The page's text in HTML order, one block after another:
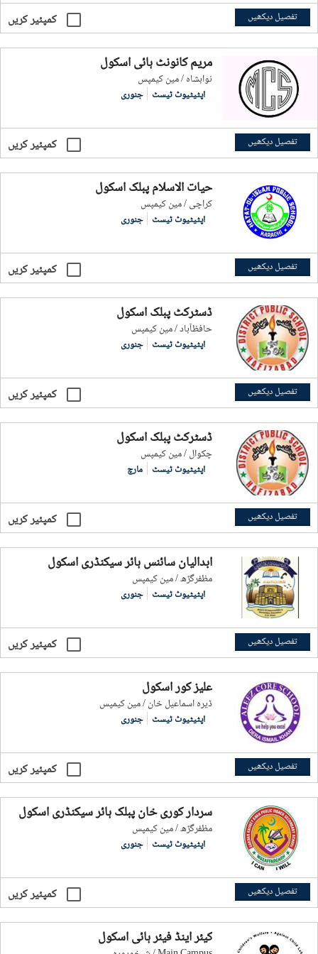
کمپئیر کریں تفصیل دیکھیں
مریم کانونٹ ہائی اسکول
نوابشاہ / مین کیمپس
اپٹیٹیوٹ ٹیسٹ جنوری
کمپئیر کریں تفصیل دیکھیں
حیات الاسلام پبلک اسکول
کراچی / مین کیمپس
اپٹیٹیوٹ ٹیسٹ جنوری
کمپئیر کریں تفصیل دیکھیں
ڈسٹرکٹ پبلک اسکول
حافظآباد / مین کیمپس
اپٹیٹیوٹ ٹیسٹ جنوری
کمپئیر کریں تفصیل دیکھیں
ڈسٹرکٹ پبلک اسکول
چکوال / مین کیمپس
اپٹیٹیوٹ ٹیسٹ مارچ
کمپئیر کریں تفصیل دیکھیں
ابدالیان سائنس ہائر سیکنڈری اسکول
مظفرگڑھ / مین کیمپس
اپٹیٹیوٹ ٹیسٹ جنوری
کمپئیر کریں تفصیل دیکھیں
علیز کور اسکول
ڈیرہ اسماعیل خان / مین کیمپس
اپٹیٹیوٹ ٹیسٹ جنوری
کمپئیر کریں تفصیل دیکھیں
سردار کوری خان پبلک ہائر سیکنڈری اسکول
مظفرگڑھ / مین کیمپس
اپٹیٹیوٹ ٹیسٹ جنوری
کمپئیر کریں تفصیل دیکھیں
کیئر اینڈ فیئر ہائی اسکول